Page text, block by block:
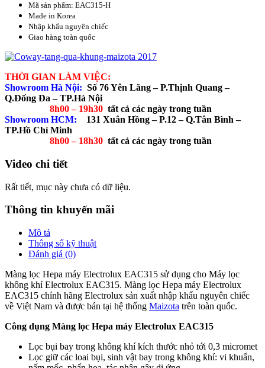
Mã sản phẩm: EAC315-H
Made in Korea
Nhập khẩu nguyên chiếc
Giao hàng toàn quốc
THỜI GIAN LÀM VIỆC:
Showroom Hà Nội: Số 76 Yên Lãng – P.Thịnh Quang –
Q.Đống Đa – TP.Hà Nội
8h00 – 19h30 tất cả các ngày trong tuần
Showroom HCM:
131 Xuân Hồng – P.12 – Q.Tân Bình –
TP.Hồ Chí Minh
8h00 – 18h30 tất cả các ngày trong tuần
Video chi tiết
Rất tiết, mục này chưa có dữ liệu.
Thông tin khuyến mãi
Mô tả
Thông số kỹ thuật
Đánh giá (0)
Màng lọc Hepa máy Electrolux EAC315 sử dụng cho Máy lọc
không khí Electrolux EAC315. Màng lọc Hepa máy Electrolux
EAC315 chính hãng Electrolux sản xuất nhập khẩu nguyên chiếc
về Việt Nam và được bán tại hệ thống Maizota trên toàn quốc.
Công dụng Màng lọc Hepa máy Electrolux EAC315
Lọc bụi bay trong không khí kích thước nhỏ tới 0,3 micromet
Lọc giữ các loai bụi, sinh vật bay trong không khí: vi khuẩn,